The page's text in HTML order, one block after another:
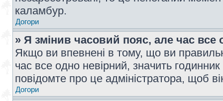
каламбур.
Догори
» Я змінив часовий пояс, але час все
Якщо ви впевнені в тому, що ви
час все одно невірний, значить
повідомте про це адміністратора, щоб
Догори